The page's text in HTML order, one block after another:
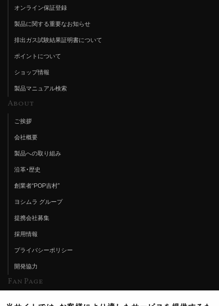
オンライン保証登録
製品に関する重要なお知らせ
排出ガス試験結果証明書について
ポイントについて
ショップ情報
製品マニュアル検索
About
ご挨拶
会社概要
製品への取り組み
沿革・歴史
創業者“POP吉村”
ヨシムラ グループ
提携会社募集
採用情報
プライバシーポリシー
開発協力
Fan Page